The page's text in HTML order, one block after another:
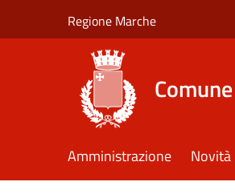
Regione Marche
Amministrazione Novità